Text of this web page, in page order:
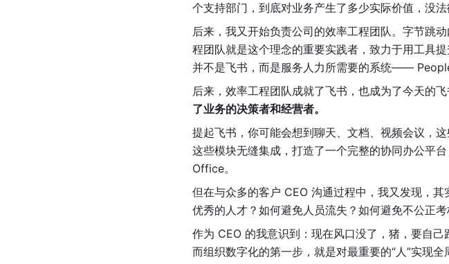
个支持部门，到底对业务产生了多少实际价值，没法
后来，我又开始负责公司的效率工程团队。字节跳
程团队就是这个理念的重要实践者，致力于用工具
并不是飞书，而是服务人力所需要的系统—— People
后来，效率工程团队成就了飞书，也成为了今天的飞
了业务的决策者和经营者。
提起飞书，你可能会想到聊天、文档、视频会议，
这些模块无缝集成，打造了一个完整的协同办公平
Office。
但在与众多的客户 CEO 沟通过程中，我又发现，
优秀的人才？如何避免人员流失？如何避免不公正
作为 CEO 的我意识到：现在风口没了，猪，要自
而组织数字化的第一步，就是对最重要的“人”实现全